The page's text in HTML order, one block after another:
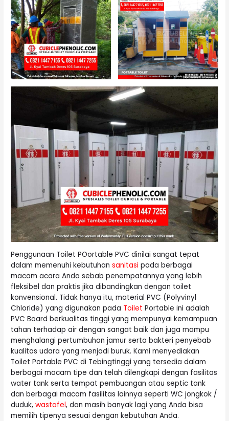
Penggunaan Toilet POortable PVC dinilai sangat tepat
dalam memenuhi kebutuhansanitasi pada berbagai
macam acara Anda sebab penempatannya yang lebih
fleksibel dan praktis jika dibandingkan dengan toilet
konvensional. Tidak hanya itu, material PVC (Polyvinyl
Chloride) yang digunakan pada Toilet Portable ini adalah
PVC Board berkualitas tinggi yang mempunyai kemampuan
tahan terhadap air dengan sangat baik dan juga mampu
menghalangi pertumbuhan jamur serta bakteri penyebab
kualitas udara yang menjadi buruk. Kami menyediakan
Toilet Portable PVC di Tebingtinggi yang tersedia dalam
berbagai macam tipe dan telah dilengkapi dengan fasilitas
water tank serta tempat pembuangan atau septic tank
dan berbagai macam fasilitas lainnya seperti WC jongkok /
duduk,wastafel, dan masih banyak lagi yang Anda bisa
memilih tipenya sesuai dengan kebutuhan Anda.